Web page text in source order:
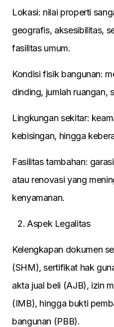
Lokasi: nilai properti
geografis, aksesibilitas,
fasilitas umum.
Kondisi fisik bangunan:
dinding, jumlah ruangan,
Lingkungan sekitar:
kebisingan, hingga
Fasilitas tambahan:
atau renovasi yang
kenyamanan.
Aspek Legalitas
Kelengkapan dokumen
(SHM), sertifikat hak
akta jual beli (AJB), izin
(IMB), hingga bukti
bangunan (PBB).